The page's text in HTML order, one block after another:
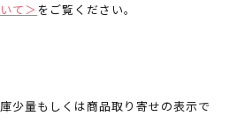
て＞ をご覧ください。
少量もしくは商品取り寄せの表示で